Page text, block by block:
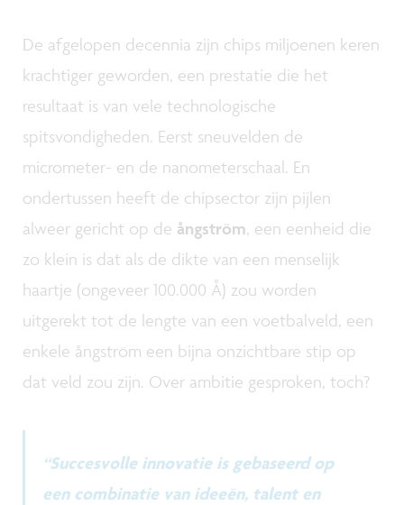
De afgelopen decennia zijn chips miljoenen keren
krachtiger geworden, een prestatie die het
resultaat is van vele technologische
spitsvondigheden. Eerst sneuvelden de
micrometer- en de nanometerschaal. En
ondertussen heeft de chipsector zijn pijlen
alweer gericht op de ångström, een eenheid die
zo klein is dat als de dikte van een menselijk
haartje (ongeveer 100.000 Å) zou worden
uitgerekt tot de lengte van een voetbalveld, een
enkele ångström een bijna onzichtbare stip op
dat veld zou zijn. Over ambitie gesproken, toch?
“Succesvolle innovatie is gebaseerd op
een combinatie van ideeën, talent en